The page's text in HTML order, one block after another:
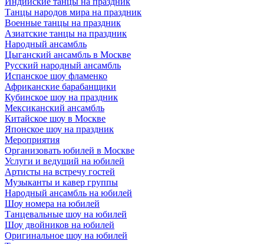
Танцы народов мира на праздник
Военные танцы на праздник
Азиатские танцы на праздник
Народный ансамбль
Цыганский ансамбль в Москве
Русский народный ансамбль
Испанское шоу фламенко
Африканские барабанщики
Кубинское шоу на праздник
Мексиканский ансамбль
Китайское шоу в Москве
Японское шоу на праздник
Мероприятия
Организовать юбилей в Москве
Услуги и ведущий на юбилей
Артисты на встречу гостей
Музыканты и кавер группы
Народный ансамбль на юбилей
Шоу номера на юбилей
Танцевальные шоу на юбилей
Шоу двойников на юбилей
Оригинальное шоу на юбилей